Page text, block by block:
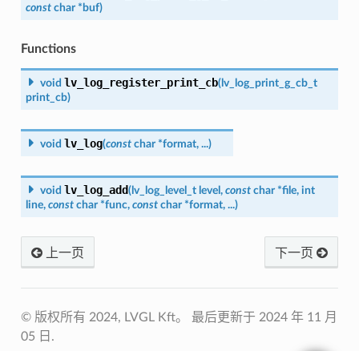
const char * buf)
Functions
void lv_log_register_print_cb(lv_log_print_g_cb_t
print_cb)
void lv_log(const char *format, ...)
void lv_log_add(lv_log_level_t level , const char *file, int
line, const char *func, const char *format, ...)
上一页 下一页
© 版权所有 2024, LVGL Kft。 最后更新于 2024 年 11 月
05 日.